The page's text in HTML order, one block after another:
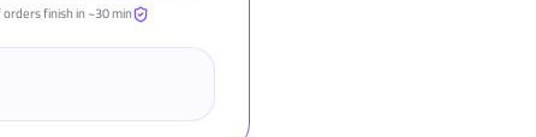
finish in ~30 min